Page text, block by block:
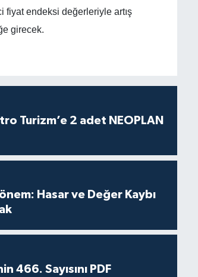
fiyat endeksi değerleriyle artış
girecek.
Turizm’e 2 adet NEOPLAN
Hasar ve Değer Kaybı
466. Sayısını PDF